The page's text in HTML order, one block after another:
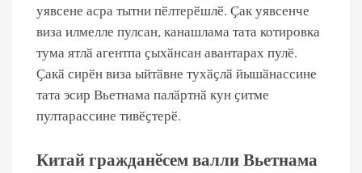
уявсене асра тытни пӗлтерӗшлӗ. Ҫак уявсенче
виза илмелле пулсан, канашлама тата котировка
тума ятлӑ агентпа ҫыхӑнсан авантарах пулӗ.
Ҫакӑ сирӗн виза ыйтӑвне тухӑҫлӑ йышӑнассине
тата эсир Вьетнама палӑртнӑ кун ҫитме
пултарассине тивӗҫтерӗ.
Китай гражданӗсем валли Вьетнама